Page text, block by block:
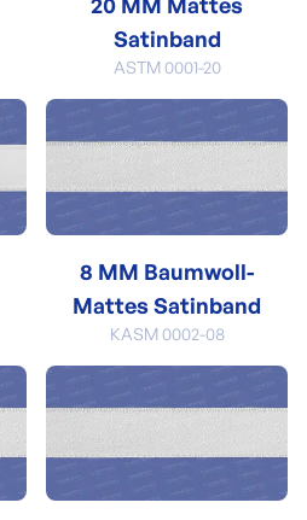
20 MM Mattes
Satinband
ASTM 0001-20
8 MM Baumwoll-
Mattes Satinband
KASM 0002-08